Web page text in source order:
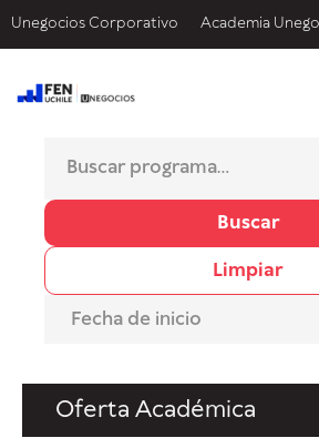
Unegocios Corporativo Academia
Buscar
Limpiar
Oferta Académica